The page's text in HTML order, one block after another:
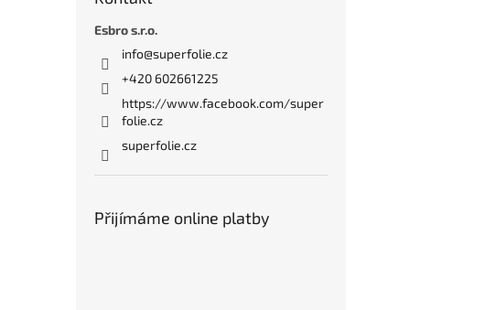
Esbro s.r.o.
info@superfolie.cz
+420 602661225
https://www.facebook.com/super
folie.cz
superfolie.cz
Přijímáme online platby